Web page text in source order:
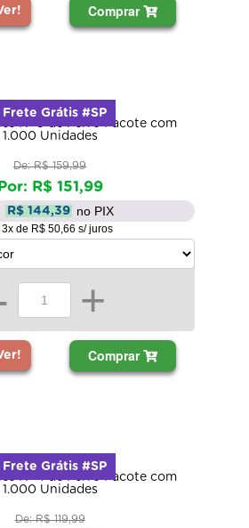
Comprar
Nº 5 de Ferro Pacote com
1.000 Unidades
De: R$ 159,99
R$ 151,99
R$ 144,39 no PIX
de R$ 50,66 s/ juros
+
Comprar
Frete Grátis #SP
Nº 4 de Ferro Pacote com
1.000 Unidades
De: R$ 119,99
Frete Grátis #SP